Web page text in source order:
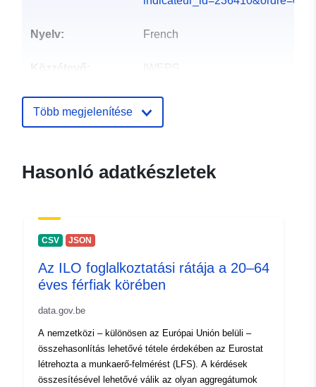
Nyelv: French
Közzétevő: IWEPS
Kapcsolattartási
E-mail:
E-mail:
Katalógus-
nyilvántartás:
Hozzáadva a data.europa.eu-hoz:
Frissítve: data.europa.eu:
2026
Térbeli: Koordináták: [ [ 2.54, 50.85 ],
Több megjelenítése
Hasonló adatkészletek
CSV JSON
Az ILO foglalkoztatási rátája a 20–64
éves férfiak körében
data.gov.be
A nemzetközi – különösen az Európai Unión belüli –
összehasonlítás lehetővé tétele érdekében az Eurostat
létrehozta a munkaerő-felmérést (LFS). A kérdések
összesítésével lehetővé válik az olyan aggregátumok